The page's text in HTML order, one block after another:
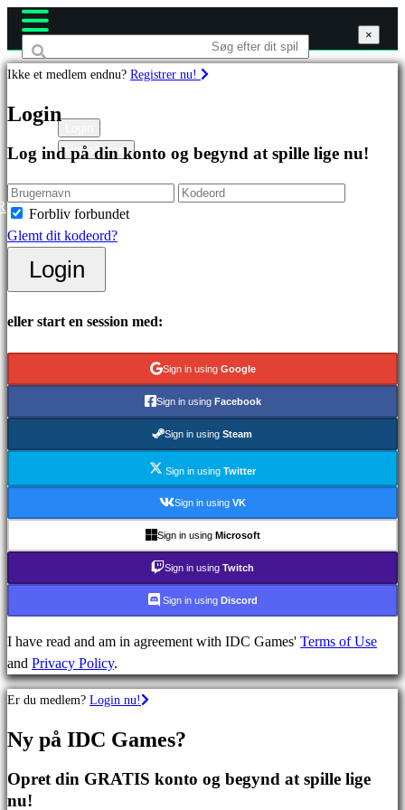
Spil
Featured
spil
Nye
Gratis
at
spille
Kategorier
Actionspil
MMO
spil
Racing
games
Indie
games
Simulation
games
games
Registrering
×
Ikke et medlem endnu? Registrer nu!
Login
Log ind på din konto og begynd at spille lige nu!
Forbliv forbundet
Glemt dit kodeord?
Login
eller start en session med:
Sign in using Google
Sign in using Facebook
Sign in using Steam
Sign in using Twitter
Sign in using VK
Sign in using Microsoft
Sign in using Twitch
Sign in using Discord
I have read and am in agreement with IDC Games' Terms of Use
and Privacy Policy.
×
Er du medlem? Login nu!
Ny på IDC Games?
Opret din GRATIS konto og begynd at spille lige
nu!
×